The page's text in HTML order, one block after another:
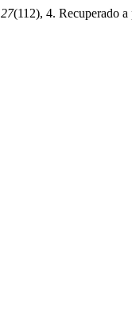
27(112), 4. Recuperado a